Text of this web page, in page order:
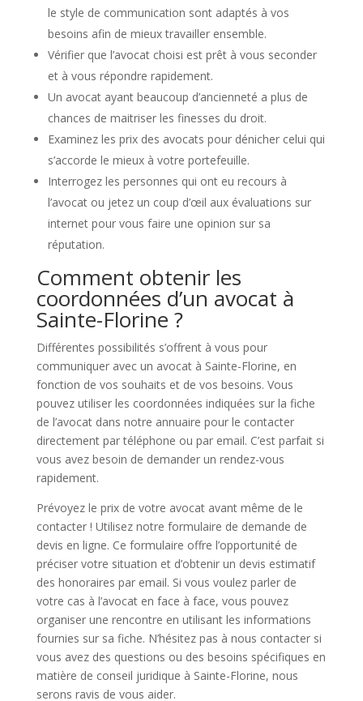
le style de communication sont adaptés à vos
besoins afin de mieux travailler ensemble.
Vérifier que l’avocat choisi est prêt à vous seconder
et à vous répondre rapidement.
Un avocat ayant beaucoup d’ancienneté a plus de
chances de maitriser les finesses du droit.
Examinez les prix des avocats pour dénicher celui qui
s’accorde le mieux à votre portefeuille.
Interrogez les personnes qui ont eu recours à
l’avocat ou jetez un coup d’œil aux évaluations sur
internet pour vous faire une opinion sur sa
réputation.
Comment obtenir les
coordonnées d’un avocat à
Sainte-Florine ?
Différentes possibilités s’offrent à vous pour
communiquer avec un avocat à Sainte-Florine, en
fonction de vos souhaits et de vos besoins. Vous
pouvez utiliser les coordonnées indiquées sur la fiche
de l’avocat dans notre annuaire pour le contacter
directement par téléphone ou par email. C’est parfait si
vous avez besoin de demander un rendez-vous
rapidement.
Prévoyez le prix de votre avocat avant même de le
contacter ! Utilisez notre formulaire de demande de
devis en ligne. Ce formulaire offre l’opportunité de
préciser votre situation et d’obtenir un devis estimatif
des honoraires par email. Si vous voulez parler de
votre cas à l’avocat en face à face, vous pouvez
organiser une rencontre en utilisant les informations
fournies sur sa fiche. N’hésitez pas à nous contacter si
vous avez des questions ou des besoins spécifiques en
matière de conseil juridique à Sainte-Florine, nous
serons ravis de vous aider.